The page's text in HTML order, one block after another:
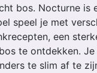
bos. Nocturne is
speel je met
een
te ontdekken.
te slim af te